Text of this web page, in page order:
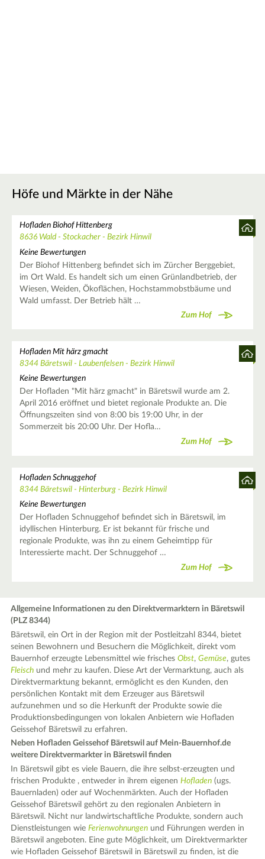
Höfe und Märkte in der Nähe
Hofladen Biohof Hittenberg
8636 Wald - Stockacher - Bezirk Hinwil
Keine Bewertungen
Der Biohof Hittenberg befindet sich im Zürcher Berggebiet,
im Ort Wald. Es handelt sich um einen Grünlandbetrieb, der
Wiesen, Weiden, Ökoflächen, Hochstammobstbäume und
Wald umfasst. Der Betrieb hält …
Zum Hof
Hofladen Mit härz gmacht
8344 Bäretswil - Laubenfelsen - Bezirk Hinwil
Keine Bewertungen
Der Hofladen "Mit härz gmacht" in Bäretswil wurde am 2.
April 2016 eröffnet und bietet regionale Produkte an. Die
Öffnungszeiten sind von 8:00 bis 19:00 Uhr, in der
Sommerzeit bis 20:00 Uhr. Der Hofla…
Zum Hof
Hofladen Schnuggehof
8344 Bäretswil - Hinterburg - Bezirk Hinwil
Keine Bewertungen
Der Hofladen Schnuggehof befindet sich in Bäretswil, im
idyllischen Hinterburg. Er ist bekannt für frische und
regionale Produkte, was ihn zu einem Geheimtipp für
Interessierte macht. Der Schnuggehof …
Zum Hof
Allgemeine Informationen zu den Direktvermarktern in Bäretswil
(PLZ 8344)
Bäretswil, ein Ort in der Region mit der Postleitzahl 8344, bietet
seinen Bewohnern und Besuchern die Möglichkeit, direkt vom
Bauernhof erzeugte Lebensmittel wie frischesObst,Gemüse, gutes
Fleisch und mehr zu kaufen. Diese Art der Vermarktung, auch als
Direktvermarktung bekannt, ermöglicht es den Kunden, den
persönlichen Kontakt mit dem Erzeuger aus Bäretswil
aufzunehmen und so die Herkunft der Produkte sowie die
Produktionsbedingungen von lokalen Anbietern wie Hofladen
Geissehof Bäretswil zu erfahren.
Neben Hofladen Geissehof Bäretswil auf Mein-Bauernhof.de
weitere Direktvermarkter in Bäretswil finden
In Bäretswil gibt es viele Bauern, die ihre selbst-erzeugten und
frischen Produkte , entweder in ihrem eigenenHofladen (ugs.
Bauernladen) oder auf Wochenmärkten. Auch der Hofladen
Geissehof Bäretswil gehört zu den regionalen Anbietern in
Bäretswil. Nicht nur landwirtschaftliche Produkte, sondern auch
Dienstleistungen wieFerienwohnungen und Führungen werden in
Bäretswil angeboten. Eine gute Möglichkeit, um Direktvermarkter
wie Hofladen Geissehof Bäretswil in Bäretswil zu finden, ist die